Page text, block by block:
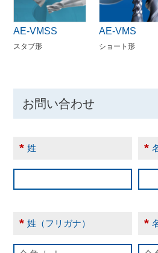
AE-VMSS
スタブ形
AE-VMS
ショート形
お問い合わせ
* 姓 *
* 姓（フリガナ） *